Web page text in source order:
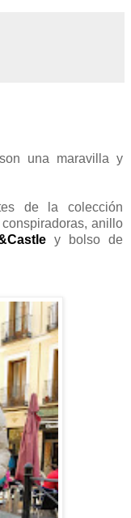
una maravilla y
de la colección
anillo
y bolso de